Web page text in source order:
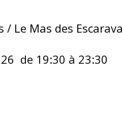
/ Le Mas des
de 19:30 à 23:30